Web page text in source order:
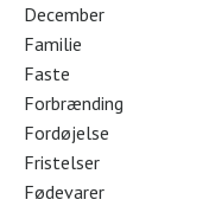
December
Familie
Faste
Forbrænding
Fordøjelse
Fristelser
Fødevarer